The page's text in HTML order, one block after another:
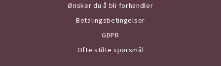
Ønsker du å bli forhandler
Betalingsbetingelser
GDPR
Ofte stilte spørsmål